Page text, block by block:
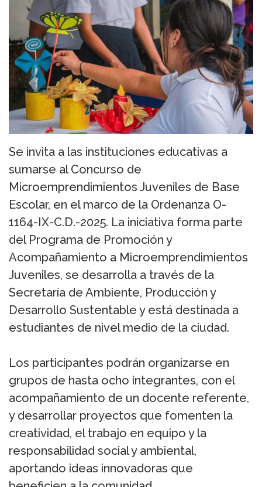
Se invita a las instituciones educativas a
sumarse al Concurso de
Microemprendimientos Juveniles de Base
Escolar, en el marco de la Ordenanza O-
1164-IX-C.D.-2025. La iniciativa forma parte
del Programa de Promoción y
Acompañamiento a Microemprendimientos
Juveniles, se desarrolla a través de la
Secretaría de Ambiente, Producción y
Desarrollo Sustentable y está destinada a
estudiantes de nivel medio de la ciudad.
Los participantes podrán organizarse en
grupos de hasta ocho integrantes, con el
acompañamiento de un docente referente,
y desarrollar proyectos que fomenten la
creatividad, el trabajo en equipo y la
responsabilidad social y ambiental,
aportando ideas innovadoras que